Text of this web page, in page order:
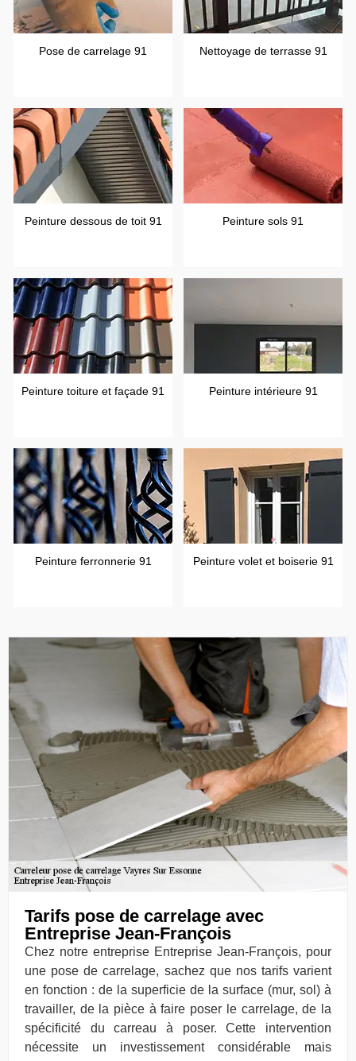
Pose de carrelage 91 Nettoyage de terrasse 91
Peinture dessous de toit 91 Peinture sols 91
Peinture toiture et façade 91 Peinture intérieure 91
Peinture ferronnerie 91 Peinture volet et boiserie 91
Tarifs pose de carrelage avec
Entreprise Jean-François
Chez notre entreprise Entreprise Jean-François, pour
une pose de carrelage, sachez que nos tarifs varient
en fonction : de la superficie de la surface (mur, sol) à
travailler, de la pièce à faire poser le carrelage, de la
spécificité du carreau à poser. Cette intervention
nécessite un investissement considérable mais